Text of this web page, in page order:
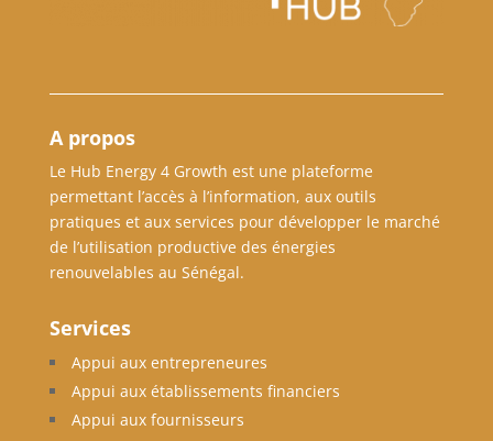
A propos
Le Hub Energy 4 Growth est une plateforme
permettant l’accès à l’information, aux outils
pratiques et aux services pour développer le marché
de l’utilisation productive des énergies
renouvelables au Sénégal.
Services
Appui aux entrepreneures
Appui aux établissements financiers
Appui aux fournisseurs